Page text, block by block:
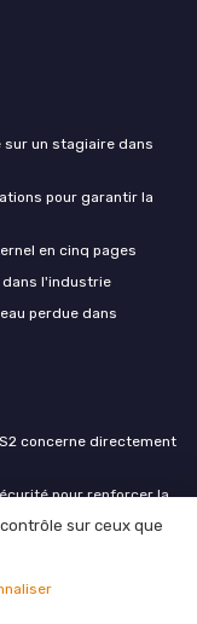
un stagiaire dans
pour garantir la
en cinq pages
dans l'industrie
perdue dans
concerne directement
pour renforcer la
la qualité industrielle
exige
sur ceux que